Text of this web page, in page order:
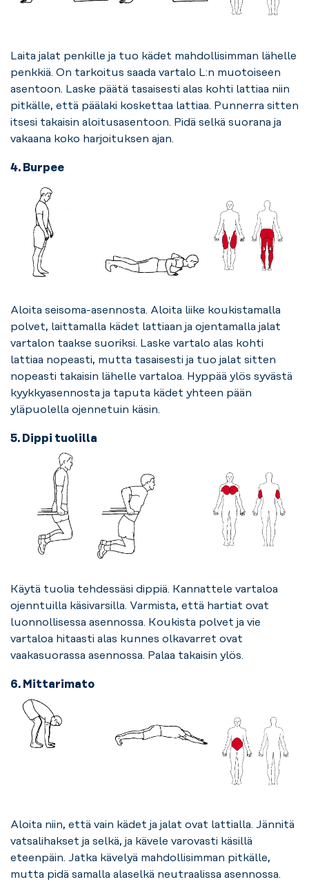
Laita jalat penkille ja tuo kädet mahdollisimman lähelle
penkkiä. On tarkoitus saada vartalo L:n muotoiseen
asentoon. Laske päätä tasaisesti alas kohti lattiaa niin
pitkälle, että päälaki koskettaa lattiaa. Punnerra sitten
itsesi takaisin aloitusasentoon. Pidä selkä suorana ja
vakaana koko harjoituksen ajan.
4. Burpee
Aloita seisoma-asennosta. Aloita liike koukistamalla
polvet, laittamalla kädet lattiaan ja ojentamalla jalat
vartalon taakse suoriksi. Laske vartalo alas kohti
lattiaa nopeasti, mutta tasaisesti ja tuo jalat sitten
nopeasti takaisin lähelle vartaloa. Hyppää ylös syvästä
kyykkyasennosta ja taputa kädet yhteen pään
yläpuolella ojennetuin käsin.
5. Dippi tuolilla
Käytä tuolia tehdessäsi dippiä. Kannattele vartaloa
ojenntuilla käsivarsilla. Varmista, että hartiat ovat
luonnollisessa asennossa. Koukista polvet ja vie
vartaloa hitaasti alas kunnes olkavarret ovat
vaakasuorassa asennossa. Palaa takaisin ylös.
6. Mittarimato
Aloita niin, että vain kädet ja jalat ovat lattialla. Jännitä
vatsalihakset ja selkä, ja kävele varovasti käsillä
eteenpäin. Jatka kävelyä mahdollisimman pitkälle,
mutta pidä samalla alaselkä neutraalissa asennossa.